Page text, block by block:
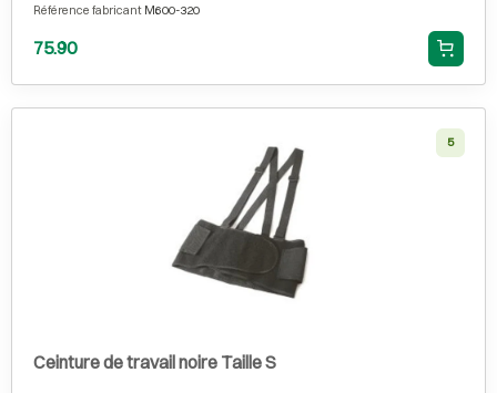
Référence fabricant M600-320
75.90
5
Ceinture de travail noire Taille S